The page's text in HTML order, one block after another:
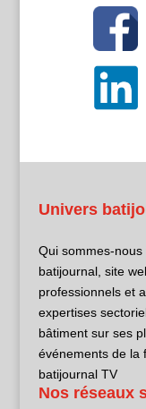
Univers
Qui sommes-nous
batijournal, site
professionnels et
expertises
bâtiment sur ses
événements de la
batijournal TV
Nos réseaux